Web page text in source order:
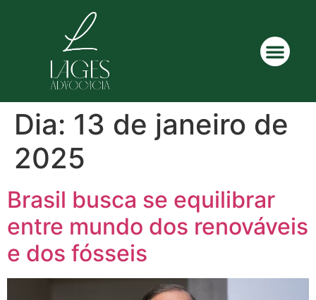
Dia: 13 de janeiro de
2025
Brasil busca se equilibrar
entre mundo dos renováveis
e dos fósseis